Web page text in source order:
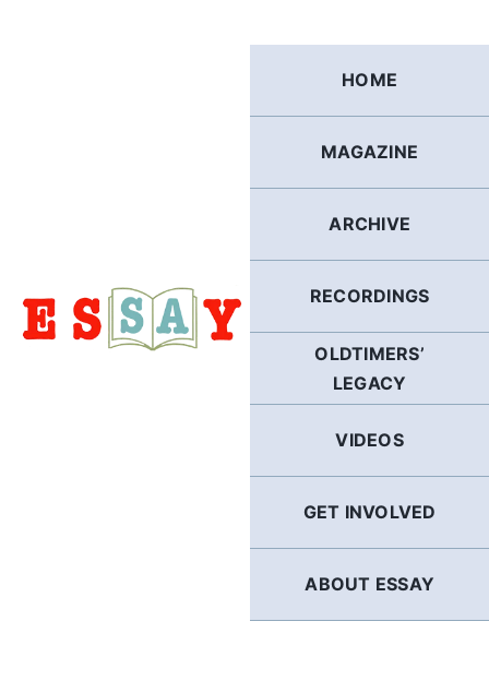
HOME
MAGAZINE
ARCHIVE
RECORDINGS
OLDTIMERS’
LEGACY
VIDEOS
GET INVOLVED
ABOUT ESSAY